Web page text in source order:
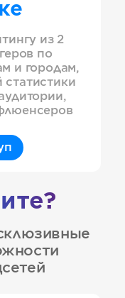
из 2
по
и городам,